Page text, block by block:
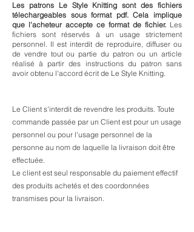
Les patrons Le Style Knitting sont des fichiers
télechargeables sous format pdf. Cela implique
que l'acheteur accepte ce format de fichier. Les
fichiers sont réservés à un usage strictement
personnel. Il est interdit de reproduire, diffuser ou
de vendre tout ou partie du patron ou un article
réalisé à partir des instructions du patron sans
avoir obtenu l'accord écrit de Le Style Knitting.
Le Client s'interdit de revendre les produits. Toute
commande passée par un Client est pour un usage
personnel ou pour l'usage personnel de la
personne au nom de laquelle la livraison doit être
effectuée.
Le client est seul responsable du paiement effectif
des produits achetés et des coordonnées
transmises pour la livraison.